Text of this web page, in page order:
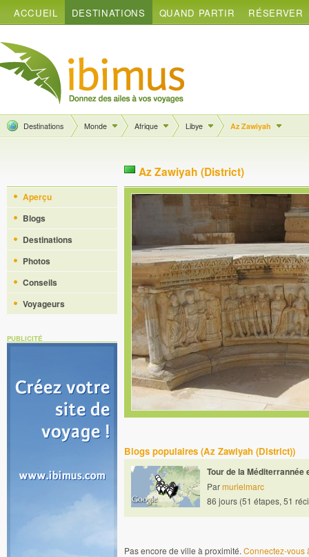
ACCUEIL DESTINATIONS QUAND PARTIR RÉSERVER
Destinations Monde Afrique Libye Az Zawiyah
Aperçu
Blogs
Destinations
Photos
Conseils
Voyageurs
PUBLICITÉ
Az Zawiyah (District)
Blogs populaires (Az Zawiyah (District))
Tour de la Méditerrannée
Parmurielmarc
86 jours (51 étapes, 51
Pas encore de ville à proximité. Connectez-vous